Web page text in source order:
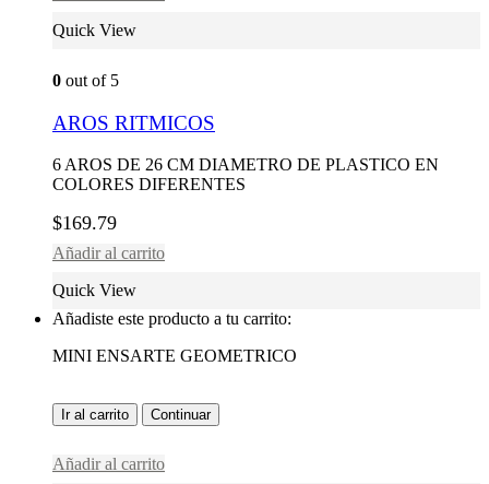
Quick View
0 out of 5
AROS RITMICOS
6 AROS DE 26 CM DIAMETRO DE PLASTICO EN
COLORES DIFERENTES
$169.79
Añadir al carrito
Quick View
Añadiste este producto a tu carrito:
MINI ENSARTE GEOMETRICO
Ir al carrito Continuar
Añadir al carrito